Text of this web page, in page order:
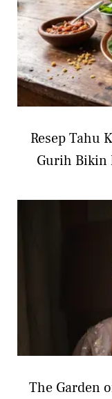
Resep Tahu
Gurih Bikin
The Garden